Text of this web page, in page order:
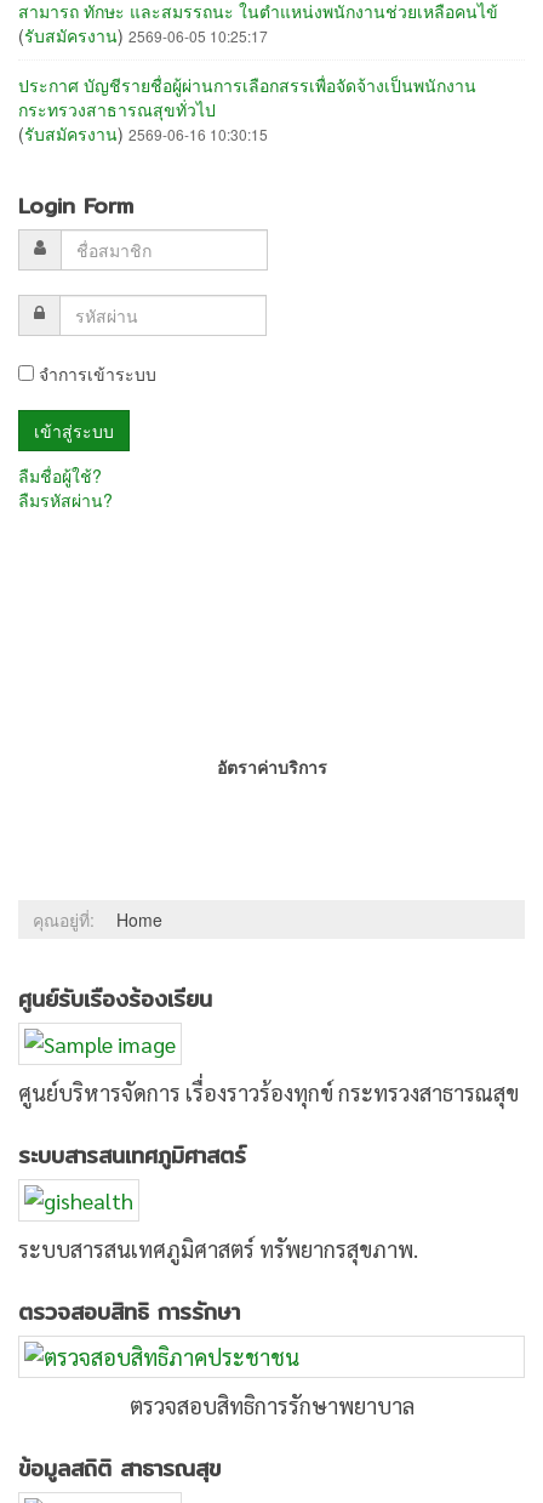
สามารถ ทักษะ และสมรรถนะ ในตำแหน่งพนักงานช่วยเหลือคนไข้
(รับสมัครงาน) 2569-06-05 10:25:17
ประกาศ บัญชีรายชื่อผู้ผ่านการเลือกสรรเพื่อจัดจ้างเป็นพนักงาน
กระทรวงสาธารณสุขทั่วไป
(รับสมัครงาน) 2569-06-16 10:30:15
Login Form
จำการเข้าระบบ
ลืมชื่อผู้ใช้?
ลืมรหัสผ่าน?
อัตราค่าบริการ
คุณอยู่ที่: Home
ศูนย์รับเรืองร้องเรียน
ศูนย์บริหารจัดการ เรื่องราวร้องทุกข์ กระทรวงสาธารณสุข
ระบบสารสนเทศภูมิศาสตร์
ระบบสารสนเทศภูมิศาสตร์ ทรัพยากรสุขภาพ.
ตรวจสอบสิทธิ การรักษา
ตรวจสอบสิทธิการรักษาพยาบาล
ข้อมูลสถิติ สาธารณสุข